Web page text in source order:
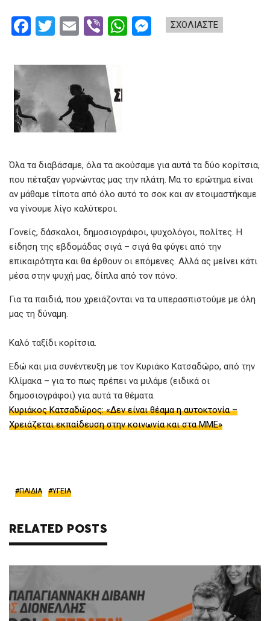
ΣΧΟΛΙΑΣΤΕ
F
ce
b
o
o
T
tt
er
E
ail
Vi
er
W
Όλα τα διαβάσαμε, όλα τα ακούσαμε για αυτά τα δύο κορίτσια,
που πέταξαν γυρνώντας μας την πλάτη. Μα το ερώτημα είναι
αν μάθαμε τίποτα από όλο αυτό το σοκ και αν ετοιμαστήκαμε
να γίνουμε λίγο καλύτεροι.
Γονείς, δάσκαλοι, δημοσιογράφοι, ψυχολόγοι, πολίτες. Η
είδηση της εβδομάδας σιγά – σιγά θα φύγει από την
επικαιρότητα και θα έρθουν οι επόμενες. Αλλά ας μείνει κάτι
μέσα στην ψυχή μας, δίπλα από τον πόνο.
Για τα παιδιά, που χρειάζονται να τα υπερασπιστούμε με όλη
μας τη δύναμη.
Καλό ταξίδι κορίτσια.
Εδώ και μια συνέντευξη με τον Κυριάκο Κατσαδώρο, από την
Κλίμακα – για το πως πρέπει να μιλάμε (ειδικά οι
δημοσιογράφοι) για αυτά τα θέματα.
Κυριάκος Κατσαδώρος: «Δεν είναι θέαμα η αυτοκτονία –
Χρειάζεται εκπαίδευση στην κοινωνία και στα ΜΜΕ»
ΠΑΙΔΙΑ ΥΓΕΙΑ
RELATED POSTS